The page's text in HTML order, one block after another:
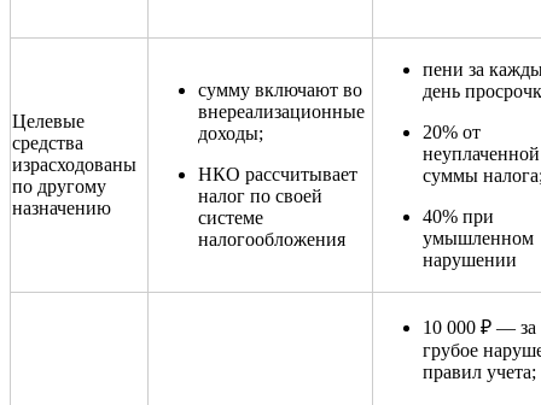
Целевые
средства
израсходованы
по другому
назначению
сумму включают во
внереализационные
доходы;
НКО рассчитывает
налог по своей
системе
налогообложения
пени за
день
20% от
неуплаченной
суммы
40% при
умышленном
нарушении
10 000 ₽ — за
грубое
правил учета;